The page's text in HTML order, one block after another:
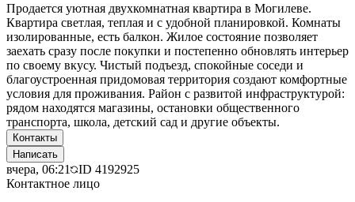
Продается уютная двухкомнатная квартира в Могилеве.
Квартира светлая, теплая и с удобной планировкой. Комнаты
изолированные, есть балкон. Жилое состояние позволяет
заехать сразу после покупки и постепенно обновлять интерьер
по своему вкусу. Чистый подъезд, спокойные соседи и
благоустроенная придомовая территория создают комфортные
условия для проживания. Район с развитой инфраструктурой:
рядом находятся магазины, остановки общественного
транспорта, школа, детский сад и другие объекты.
Контакты
Написать
вчера, 06:21 ID 4192925
Контактное лицо